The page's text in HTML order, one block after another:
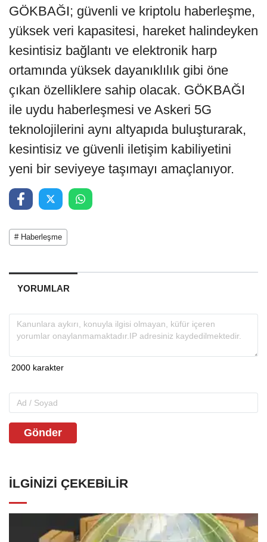
GÖKBAĞI; güvenli ve kriptolu haberleşme,
yüksek veri kapasitesi, hareket halindeyken
kesintisiz bağlantı ve elektronik harp
ortamında yüksek dayanıklılık gibi öne
çıkan özelliklere sahip olacak. GÖKBAĞI
ile uydu haberleşmesi ve Askeri 5G
teknolojilerini aynı altyapıda buluşturarak,
kesintisiz ve güvenli iletişim kabiliyetini
yeni bir seviyeye taşımayı amaçlanıyor.
# Haberleşme
YORUMLAR
Gönder
İLGINIZI ÇEKEBILIR